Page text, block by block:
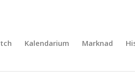
Kalendarium Marknad